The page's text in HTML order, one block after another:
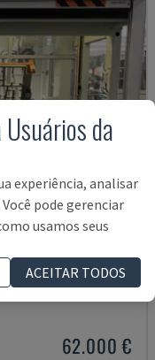
62.000 €
da
experiência, analisar
pode gerenciar
usamos seus
ACEITAR TODOS